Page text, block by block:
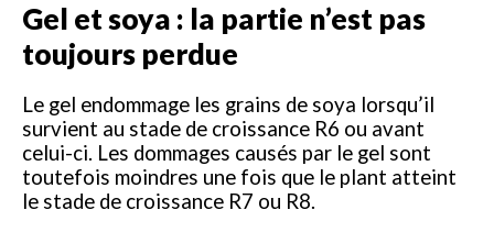
Gel et soya : la partie n’est pas
toujours perdue
Le gel endommage les grains de soya lorsqu’il
survient au stade de croissance R6 ou avant
celui-ci. Les dommages causés par le gel sont
toutefois moindres une fois que le plant atteint
le stade de croissance R7 ou R8.